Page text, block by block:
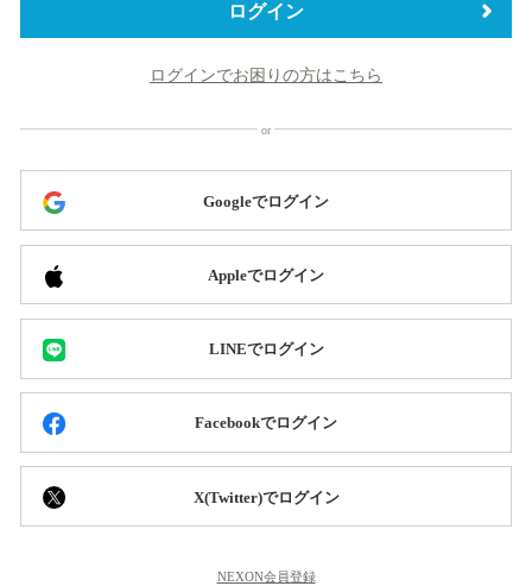
ログイン
ログインでお困りの方はこちら
Googleでログイン
Appleでログイン
LINEでログイン
Facebookでログイン
X(Twitter)でログイン
NEXON会員登録